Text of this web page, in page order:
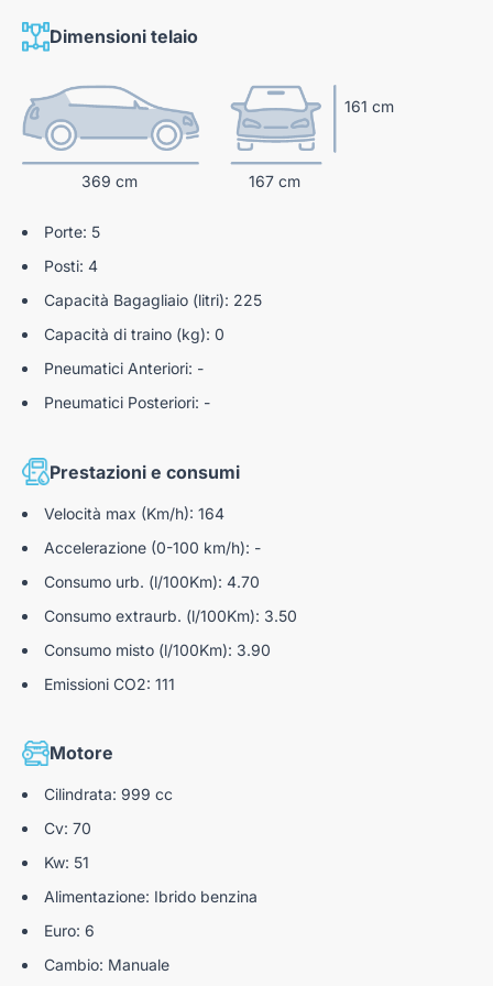
Sensore pressione pneumatici
Hill Holder
Window Bag (Ant E Post)
ASR/MSR
Start&Stop
Dimensioni telaio
369 cm 167 cm
161 cm
Porte: 5
Posti: 4
Capacità Bagagliaio (litri): 225
Capacità di traino (kg): 0
Pneumatici Anteriori: -
Pneumatici Posteriori: -
Prestazioni e consumi
Velocità max (Km/h): 164
Accelerazione (0-100 km/h): -
Consumo urb. (l/100Km): 4.70
Consumo extraurb. (l/100Km): 3.50
Consumo misto (l/100Km): 3.90
Emissioni CO2: 111
Motore
Cilindrata: 999 cc
Cv: 70
Kw: 51
Alimentazione: Ibrido benzina
Euro: 6
Cambio: Manuale